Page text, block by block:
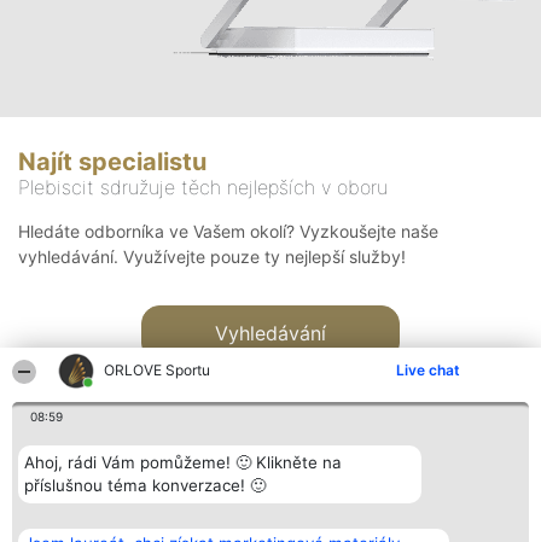
ORLOVE Sportu Live chat
08:59
Ahoj, rádi Vám pomůžeme! 🙂 Klikněte na
příslušnou téma konverzace! 🙂
Najít specialistu
Plebiscit sdružuje těch nejlepších v oboru
Hledáte odborníka ve Vašem okolí? Vyzkoušejte naše
vyhledávání. Využívejte pouze ty nejlepší služby!
Vyhledávání
Bright Side Solutions sp. z o.
Vítězové
Kontakt